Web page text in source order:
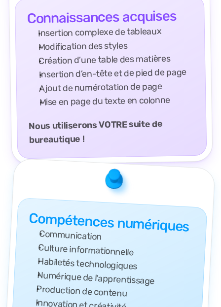
Connaissances acquises
Insertion complexe de tableaux
Modification des styles
Création d’une table des matières
Insertion d’en-tête et de pied de page
Ajout de numérotation de page
Mise en page du texte en colonne
Nous utiliserons VOTRE suite de
bureautique !
Compétences numériques
Communication
Culture informationnelle
Habiletés technologiques
Numérique de l’apprentissage
Production de contenu